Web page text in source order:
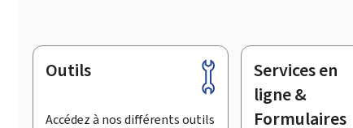
Pied
page
Outils
Accédez à nos différents outils
Services en
ligne &
Formulaires